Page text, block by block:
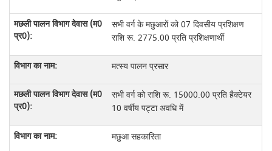
सभी वर्ग के मछुआरों को 07 दिवसीय प्रशिक्षण
राशि रू. 2775.00 प्रति प्रशिक्षणार्थी
मत्स्य पालन प्रसार
सभी वर्ग को राशि रू. 15000.00 प्रति हैक्टेयर
10 वर्षीय पट्टा अवधि में
मछुआ सहकारिता